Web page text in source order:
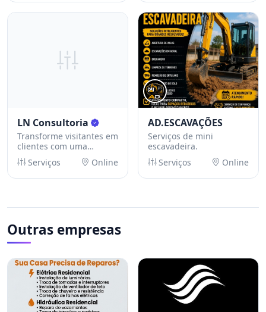
LN Consultoria
Transforme visitantes em
clientes com uma
Landing Page
profissional!
Serviços Online
AD.ESCAVAÇÕES
Serviços de mini
escavadeira.
Serviços
Online
Outras empresas